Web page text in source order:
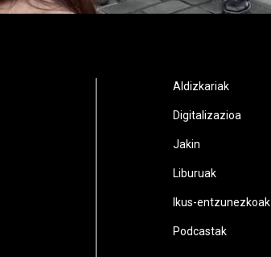
Aldizkariak
Digitalizazioa
Jakin
Liburuak
Ikus-entzunezkoak
Podcastak